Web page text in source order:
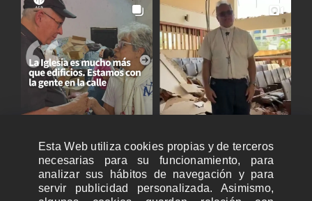
Esta Web utiliza cookies propias y de terceros
necesarias para su funcionamiento, para
analizar sus hábitos de navegación y para
servir publicidad personalizada. Asimismo,